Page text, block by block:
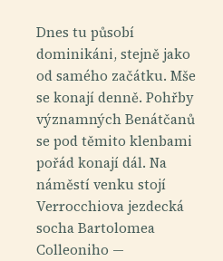
Dnes tu působí
dominikáni, stejně jako
od samého začátku. Mše
se konají denně. Pohřby
významných Benátčanů
se pod těmito klenbami
pořád konají dál. Na
náměstí venku stojí
Verrocchiova jezdecká
socha Bartolomea
Colleoniho —